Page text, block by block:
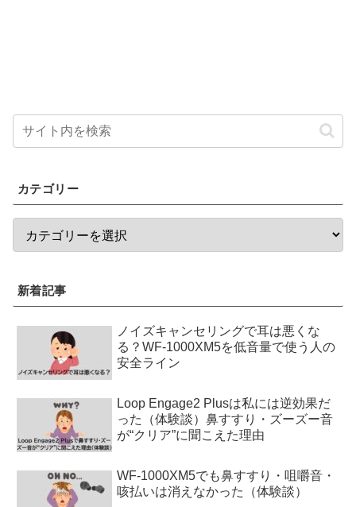
カテゴリー
新着記事
ノイズキャンセリングで耳は悪くな
る？WF-1000XM5を低音量で使う人の
安全ライン
Loop Engage2 Plusは私には逆効果だ
った（体験談）鼻すすり・ズーズー音
が“クリア”に聞こえた理由
WF-1000XM5でも鼻すすり・咀嚼音・
咳払いは消えなかった（体験談）